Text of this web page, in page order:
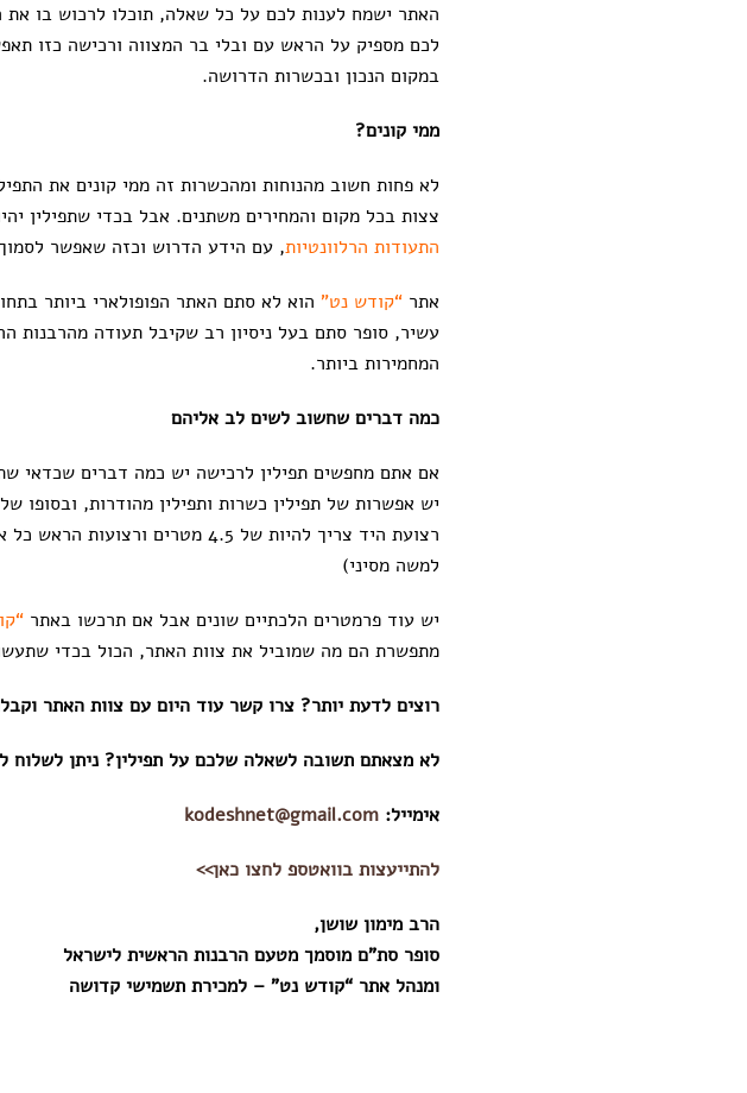
האתר ישמח לענות לכם על כל שאלה, תוכלו לרכוש בו
לכם מספיק על הראש עם ובלי בר המצווה ורכישה כזו
במקום הנכון ובכשרות הדרושה.
ממי קונים?
לא פחות חשוב מהנוחות ומהכשרות זה ממי קונים את
צצות בכל מקום והמחירים משתנים. אבל בכדי שתפילין
התעודות הרלוונטיות, עם הידע הדרוש וכזה שאפשר
אתר “קודש נט” הוא לא סתם האתר הפופולארי ביותר
עשיר, סופר סתם בעל ניסיון רב שקיבל תעודה מהרבנות
המחמירות ביותר.
כמה דברים שחשוב לשים לב אליהם
אם אתם מחפשים תפילין לרכישה יש כמה דברים שכדאי
יש אפשרות של תפילין כשרות ותפילין מהודרות, ובסופו
למשה מסיני)
יש עוד פרמטרים הלכתיים שונים אבל אם תרכשו באתר “
מתפשרת הם מה שמוביל את צוות האתר, הכול בכדי
רוצים לדעת יותר? צרו קשר עוד היום עם צוות האתר
לא מצאתם תשובה לשאלה שלכם על תפילין? ניתן לשלוח
אימייל: kodeshnet@gmail.com
להתייעצות בוואטספ לחצו כאן>>
הרב מימון שושן,
סופר סת”ם מוסמך מטעם הרבנות הראשית לישראל
ומנהל אתר “קודש נט” – למכירת תשמישי קדושה